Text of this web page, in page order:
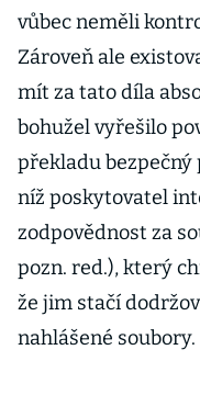
vůbec neměli
Zároveň ale
mít za tato díla
bohužel vyřešilo
překladu
níž poskytovatel
zodpovědnost za
pozn. red.), který
že jim stačí
nahlášené soubory.